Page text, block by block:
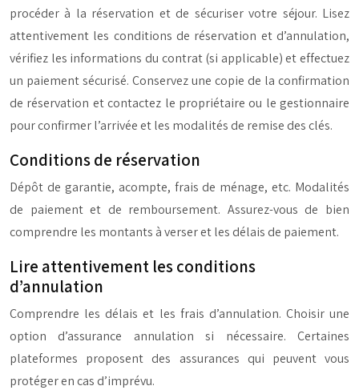
procéder à la réservation et de sécuriser votre séjour. Lisez
attentivement les conditions de réservation et d’annulation,
vérifiez les informations du contrat (si applicable) et effectuez
un paiement sécurisé. Conservez une copie de la confirmation
de réservation et contactez le propriétaire ou le gestionnaire
pour confirmer l’arrivée et les modalités de remise des clés.
Conditions de réservation
Dépôt de garantie, acompte, frais de ménage, etc. Modalités
de paiement et de remboursement. Assurez-vous de bien
comprendre les montants à verser et les délais de paiement.
Lire attentivement les conditions
d’annulation
Comprendre les délais et les frais d’annulation. Choisir une
option d’assurance annulation si nécessaire. Certaines
plateformes proposent des assurances qui peuvent vous
protéger en cas d’imprévu.